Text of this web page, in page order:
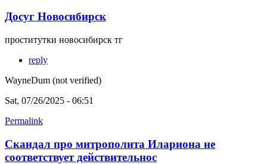
Досуг Новосибирск
проститутки новосибирск тг
reply
WayneDum (not verified)
Sat, 07/26/2025 - 06:51
Permalink
Скандал про митрополита Илариона не
соответствует действительнос